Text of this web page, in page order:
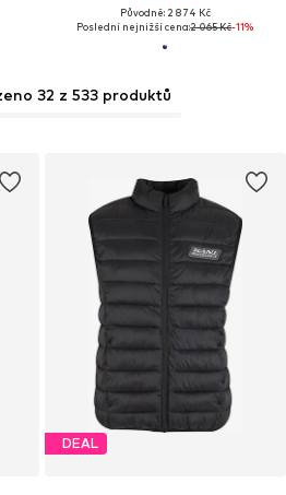
Původně: 2 874 Kč
Poslední nejnižší cena:2 065 Kč-11%
DEAL
32 z 533 produktů